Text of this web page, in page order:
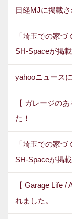
日経MJに掲載
「埼玉での家
SH-Spaceが掲
yahooニュース
【 ガレージの
た！
「埼玉での家
SH-Spaceが掲
【 Garage Life
れました。